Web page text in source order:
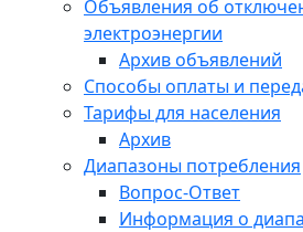
Объявления об
электроэнергии
Архив объявлений
Способы оплаты и
Тарифы для населения
Архив
Диапазоны потребления
Вопрос-Ответ
Информация о